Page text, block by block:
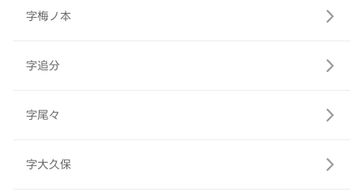
字梅ノ本
字追分
字尾々
字大久保